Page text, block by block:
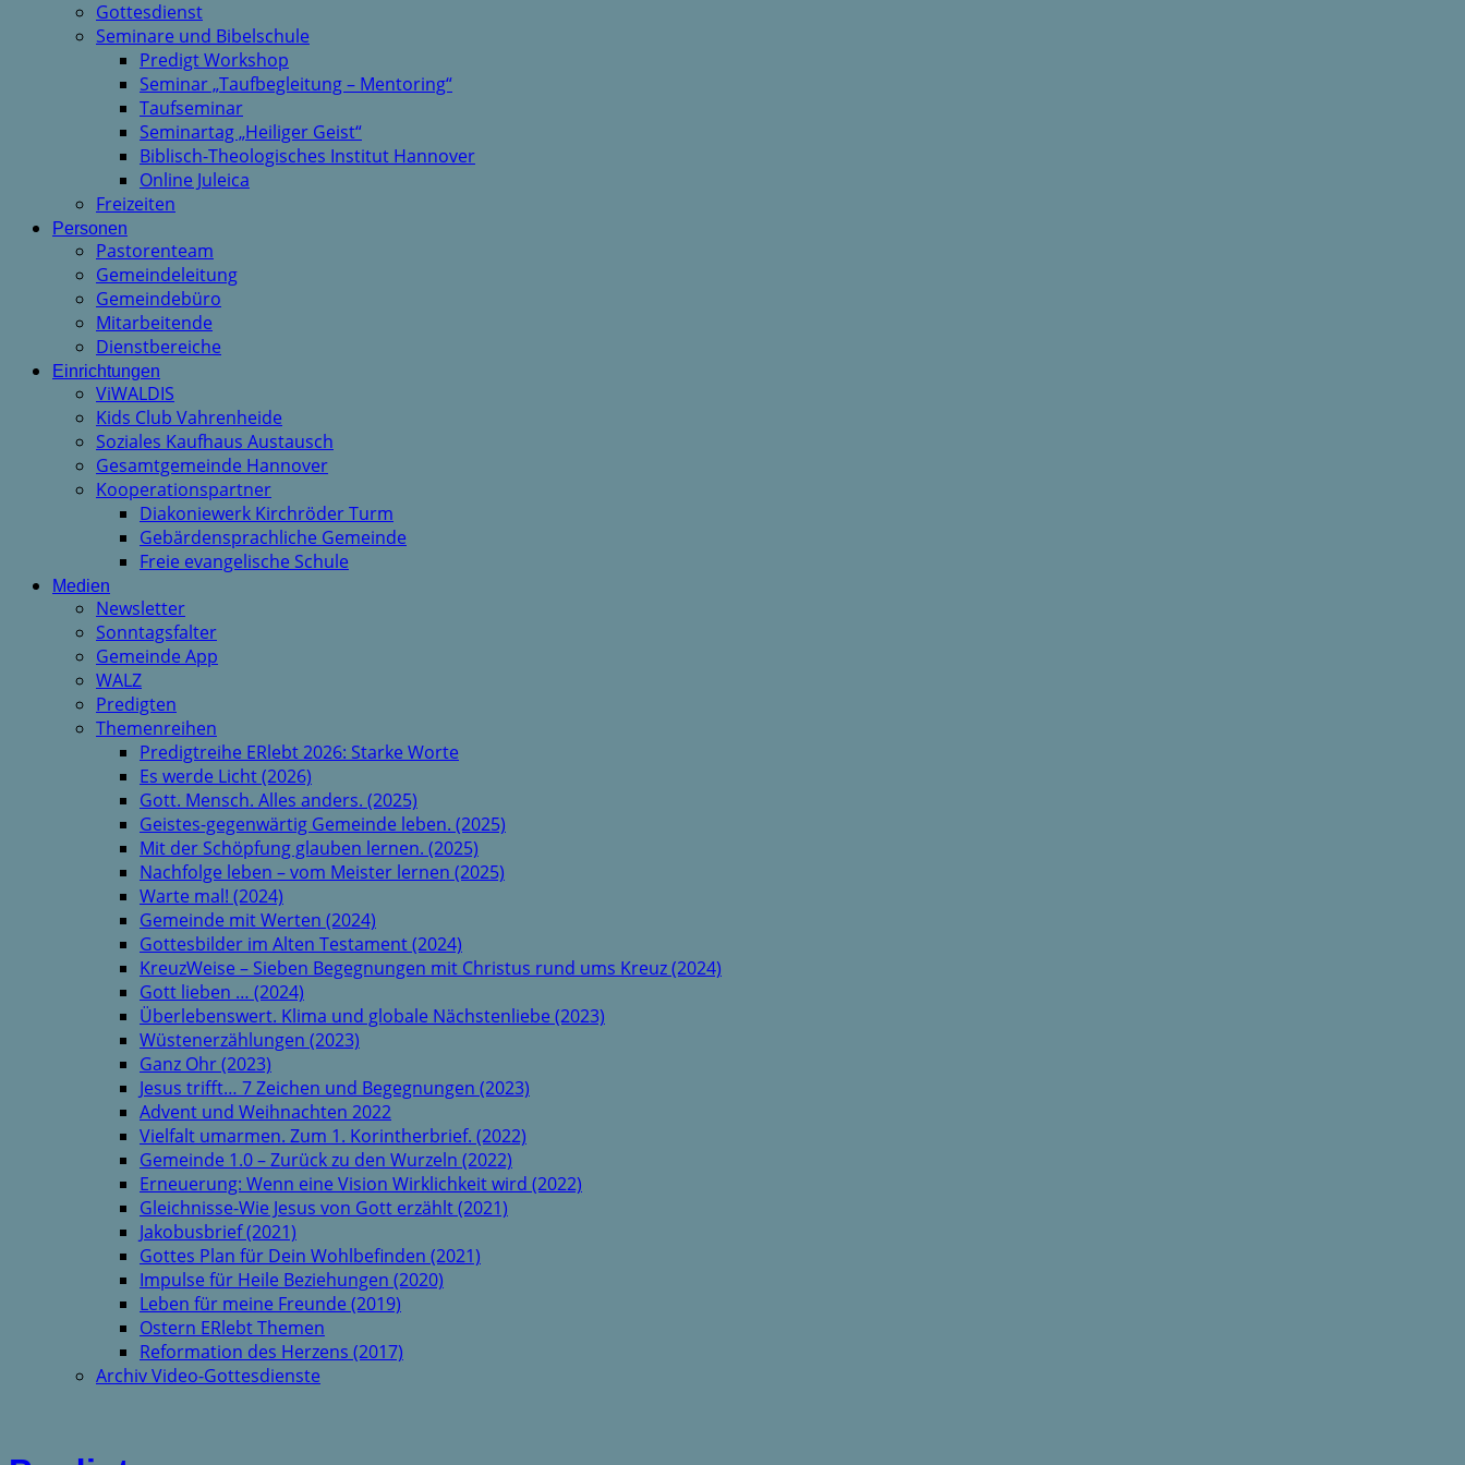
Gottesdienst
Seminare und Bibelschule
Predigt Workshop
Seminar „Taufbegleitung – Mentoring“
Taufseminar
Seminartag „Heiliger Geist“
Biblisch-Theologisches Institut Hannover
Online Juleica
Freizeiten
Personen
Pastorenteam
Gemeindeleitung
Gemeindebüro
Mitarbeitende
Dienstbereiche
Einrichtungen
ViWALDIS
Kids Club Vahrenheide
Soziales Kaufhaus Austausch
Gesamtgemeinde Hannover
Kooperationspartner
Diakoniewerk Kirchröder Turm
Gebärdensprachliche Gemeinde
Freie evangelische Schule
Medien
Newsletter
Sonntagsfalter
Gemeinde App
WALZ
Predigten
Themenreihen
Predigtreihe ERlebt 2026: Starke Worte
Es werde Licht (2026)
Gott. Mensch. Alles anders. (2025)
Geistes-gegenwärtig Gemeinde leben. (2025)
Mit der Schöpfung glauben lernen. (2025)
Nachfolge leben – vom Meister lernen (2025)
Warte mal! (2024)
Gemeinde mit Werten (2024)
Gottesbilder im Alten Testament (2024)
KreuzWeise – Sieben Begegnungen mit Christus rund ums Kreuz (2024)
Gott lieben … (2024)
Überlebenswert. Klima und globale Nächstenliebe (2023)
Wüstenerzählungen (2023)
Ganz Ohr (2023)
Jesus trifft… 7 Zeichen und Begegnungen (2023)
Advent und Weihnachten 2022
Vielfalt umarmen. Zum 1. Korintherbrief. (2022)
Gemeinde 1.0 – Zurück zu den Wurzeln (2022)
Erneuerung: Wenn eine Vision Wirklichkeit wird (2022)
Gleichnisse-Wie Jesus von Gott erzählt (2021)
Jakobusbrief (2021)
Gottes Plan für Dein Wohlbefinden (2021)
Impulse für Heile Beziehungen (2020)
Leben für meine Freunde (2019)
Ostern ERlebt Themen
Reformation des Herzens (2017)
Archiv Video-Gottesdienste